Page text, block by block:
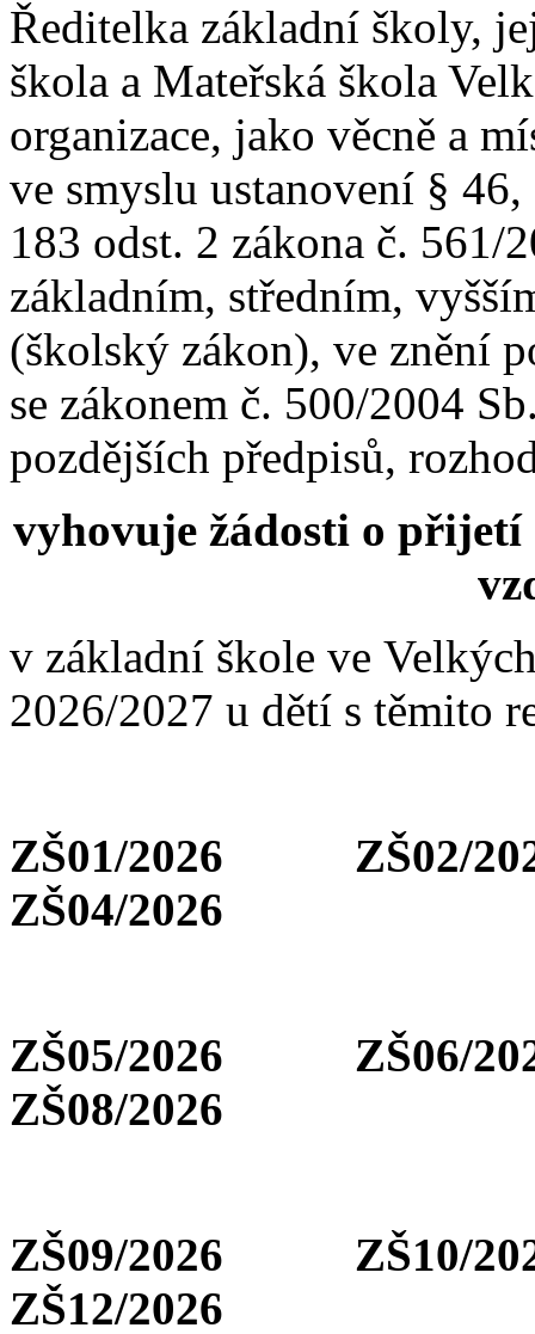
Ředitelka základní školy,
škola a Mateřská škola
organizace, jako věcně a
ve smyslu ustanovení §
183 odst. 2 zákona č. 561/
základním, středním,
(školský zákon), ve znění
se zákonem č. 500/2004
pozdějších předpisů,
vyhovuje žádosti o
v základní škole ve
2026/2027 u dětí s těmito
ZŠ01/2026
ZŠ04/2026
ZŠ05/2026
ZŠ08/2026
ZŠ09/2026
ZŠ12/2026